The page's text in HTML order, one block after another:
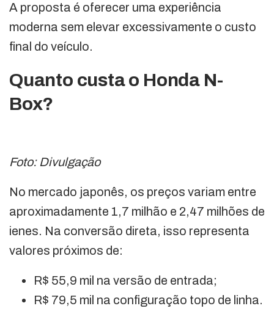
A proposta é oferecer uma experiência
moderna sem elevar excessivamente o custo
final do veículo.
Quanto custa o Honda N-
Box?
Foto: Divulgação
No mercado japonês, os preços variam entre
aproximadamente 1,7 milhão e 2,47 milhões de
ienes. Na conversão direta, isso representa
valores próximos de:
R$ 55,9 mil na versão de entrada;
R$ 79,5 mil na configuração topo de linha.